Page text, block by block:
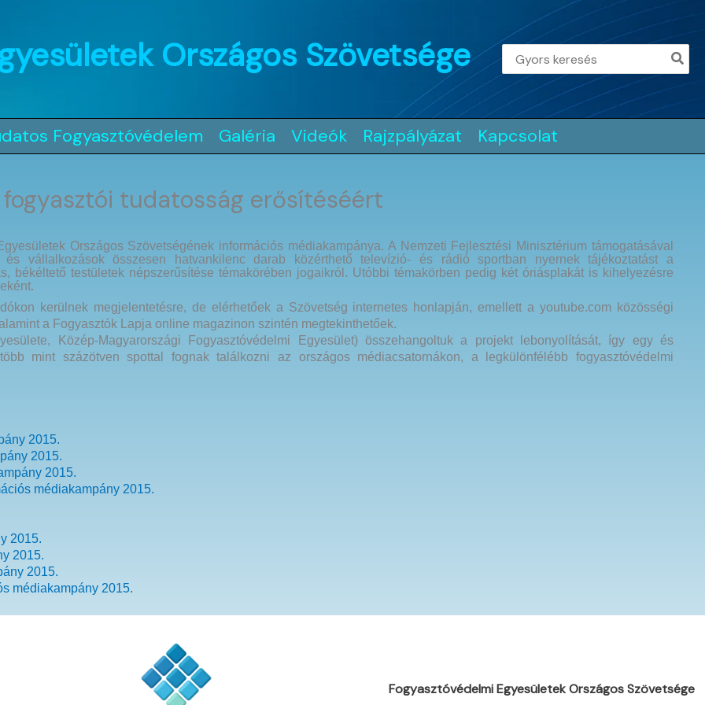
Országos Szövetsége
Search
for:
Fogyasztóvédelem Galéria Videók Rajzpályázat Kapcsolat
tudatosság erősítéséért
Országos Szövetségének információs médiakampánya. A Nemzeti Fejlesztési Minisztérium támogatásával
vállalkozások összesen hatvankilenc darab közérthető televízió- és rádió sportban nyernek tájékoztatást a
békéltető testületek népszerűsítése témakörében jogaikról. Utóbbi témakörben pedig két óriásplakát is kihelyezésre
kerülnek megjelentetésre, de elérhetőek a Szövetség internetes honlapján, emellett a youtube.com közösségi
a Fogyasztók Lapja online magazinon szintén megtekinthetőek.
Közép-Magyarországi Fogyasztóvédelmi Egyesület) összehangoltuk a projekt lebonyolítását, így egy és
mint százötven spottal fognak találkozni az országos médiacsatornákon, a legkülönfélébb fogyasztóvédelmi
2015.
2015.
2015.
médiakampány 2015.
2015.
2015.
2015.
médiakampány 2015.
Fogyasztóvédelmi Egyesületek Országos Szövetsége